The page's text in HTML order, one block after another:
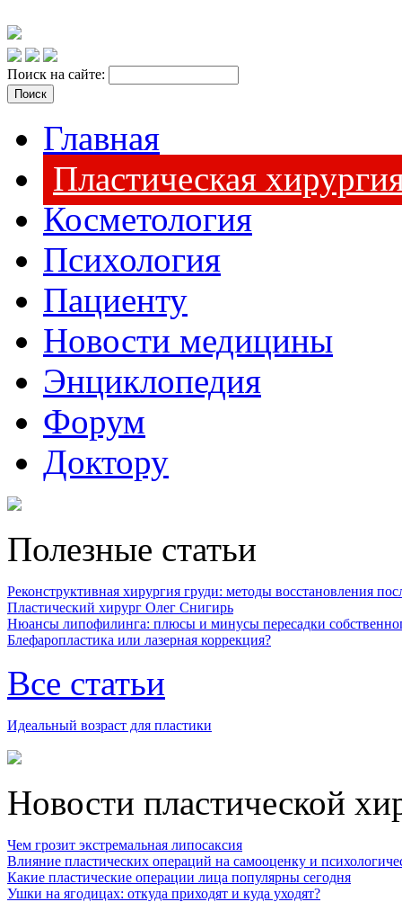
Поиск на сайте:
Главная
Пластическая
Косметология
Психология
Пациенту
Новости медицины
Энциклопедия
Форум
Доктору
Полезные статьи
Реконструктивная хирургия груди: методы восстановления
Пластический хирург Олег Снигирь
Нюансы липофилинга: плюсы и минусы пересадки
Блефаропластика или лазерная коррекция?
Все статьи
Идеальный возраст для пластики
Новости пластической
Чем грозит экстремальная липосаксия
Влияние пластических операций на самооценку и
Какие пластические операции лица популярны сегодня
Ушки на ягодицах: откуда приходят и куда уходят?